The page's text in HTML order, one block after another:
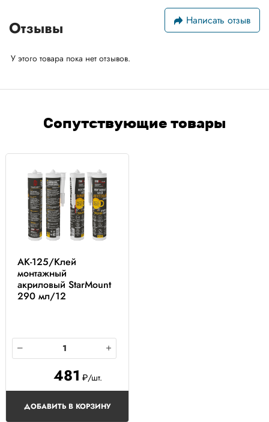
Отзывы Написать отзыв
У этого товара пока нет отзывов.
Сопутствующие товары
AK-125/Клей
монтажный
акриловый StarMount
290 мл/12
481 ₽/шт.
ДОБАВИТЬ В КОРЗИНУ